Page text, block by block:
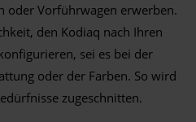
oder Vorführwagen erwerben.
den Kodiaq nach Ihren
sei es bei der
oder der Farben. So wird
zugeschnitten.